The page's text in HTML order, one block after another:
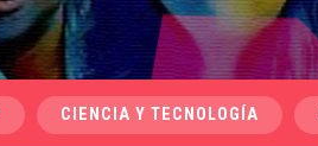
CIENCIA Y TECNOLOGÍA